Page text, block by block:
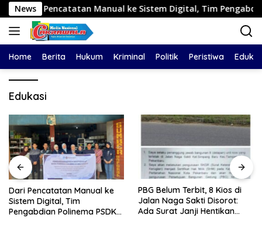
Langsung
ke
konten
NewsManual ke Sistem Digital, Tim Pengabdian Polinema
Home Berita Hukum Kriminal Politik Peristiwa
Edukasi
Dari Pencatatan Manual ke
Sistem Digital, Tim
Pengabdian Polinema PSDKU
PBG Belum Terbit, 8 Kios di
Jalan Naga Sakti Disorot:
Ada Surat Janji Hentikan